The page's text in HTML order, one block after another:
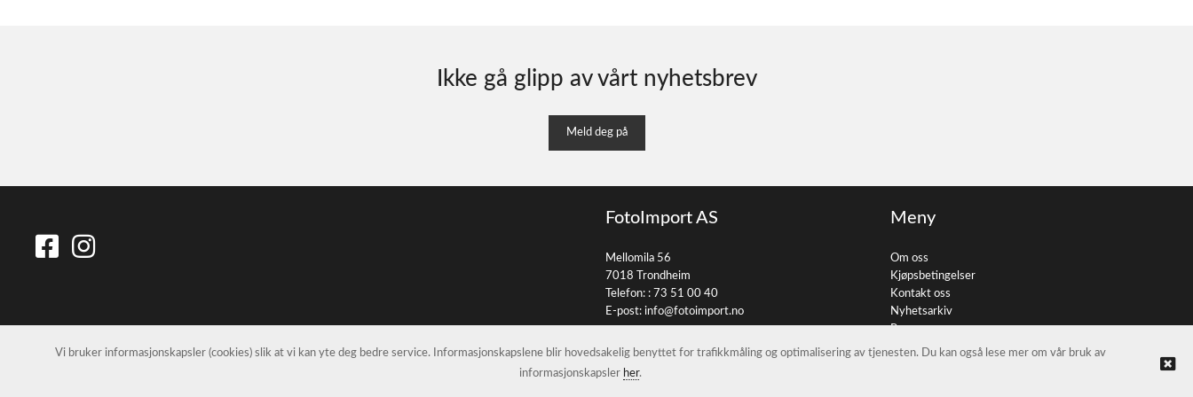
Ikke gå glipp av vårt nyhetsbrev
Meld deg på
FotoImport AS
Mellomila 56
7018 Trondheim
Telefon: : 73 51 00 40
E-post: info@fotoimport.no
Meny
Om oss
Kjøpsbetingelser
Kontakt oss
Nyhetsarkiv
Personvern
Vi bruker informasjonskapsler (cookies) slik at vi kan yte deg bedre service. Informasjonskapslene blir hovedsakelig benyttet for trafikkmåling og optimalisering av tjenesten. Du kan også lese mer om vår bruk av
informasjonskapsler her.